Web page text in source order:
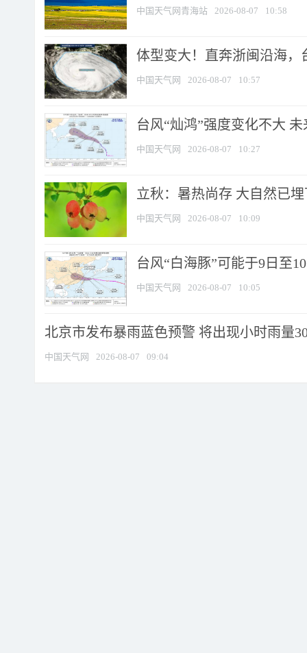
中国天气网青海站 2026-08-07 10:58
体型变大！直奔浙闽沿海，
中国天气网 2026-08-07 10:57
台风“灿鸿”强度变化不大
中国天气网 2026-08-07 10:27
立秋：暑热尚存 大自然已
中国天气网 2026-08-07 10:09
台风“白海豚”可能于9日至
中国天气网 2026-08-07 10:05
北京市发布暴雨蓝色预警 将出现小时雨量
中国天气网 2026-08-07 09:04